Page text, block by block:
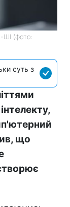
ШІ (фото:
суть з
що